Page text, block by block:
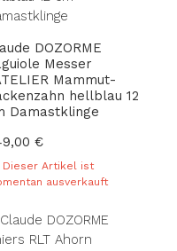
DOZORME
Messer
Mammut-
hellblau 12
Damastklinge
Preis:
€
Dieser Artikel ist
ausverkauft